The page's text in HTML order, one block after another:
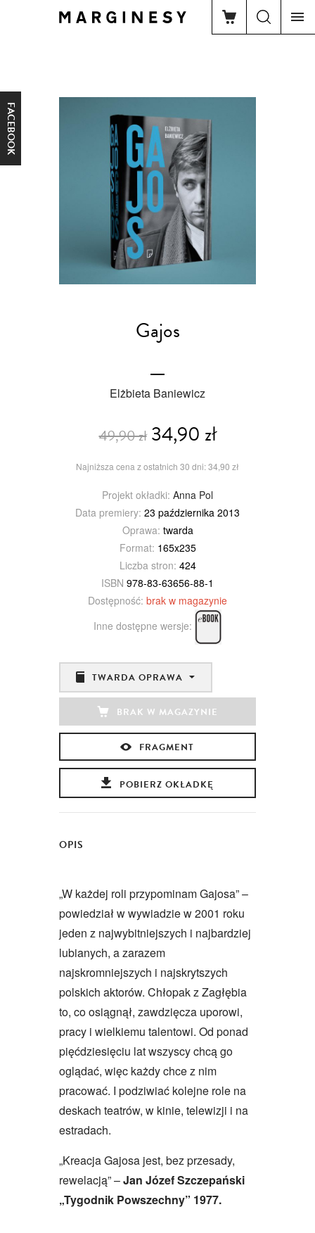
FACEBOOK
Gajos
Elżbieta Baniewicz
49,90 zł34,90 zł
Najniższa cena z ostatnich 30 dni: 34,90 zł
Projekt okładki: Anna Pol
Data premiery: 23 października 2013
Oprawa: twarda
Format: 165x235
Liczba stron: 424
ISBN 978-83-63656-88-1
Dostępność: brak w magazynie
Inne dostępne wersje:
TWARDA OPRAWA
BRAK W MAGAZYNIE
FRAGMENT
POBIERZ OKŁADKĘ
OPIS
„W każdej roli przypominam Gajosa” –
powiedział w wywiadzie w 2001 roku
jeden z najwybitniejszych i najbardziej
lubianych, a zarazem
najskromniejszych i najskrytszych
polskich aktorów. Chłopak z Zagłębia
to, co osiągnął, zawdzięcza uporowi,
pracy i wielkiemu talentowi. Od ponad
pięćdziesięciu lat wszyscy chcą go
oglądać, więc każdy chce z nim
pracować. I podziwiać kolejne role na
deskach teatrów, w kinie, telewizji i na
estradach.
„Kreacja Gajosa jest, bez przesady,
rewelacją” –Jan Józef Szczepański
„Tygodnik Powszechny” 1977.